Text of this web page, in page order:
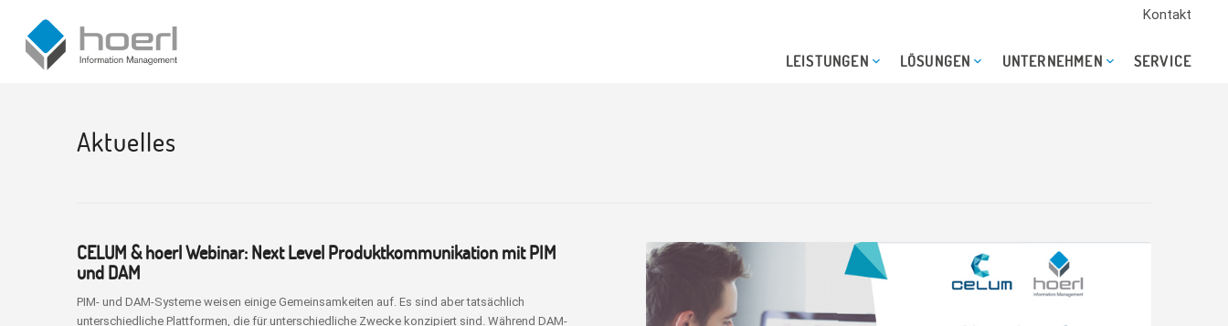
Kontakt
LEISTUNGEN LÖSUNGEN UNTERNEHMEN SERVICE
Aktuelles
CELUM & hoerl Webinar: Next Level Produktkommunikation mit PIM
und DAM
PIM- und DAM-Systeme weisen einige Gemeinsamkeiten auf. Es sind aber tatsächlich
unterschiedliche Plattformen, die für unterschiedliche Zwecke konzipiert sind. Während DAM-